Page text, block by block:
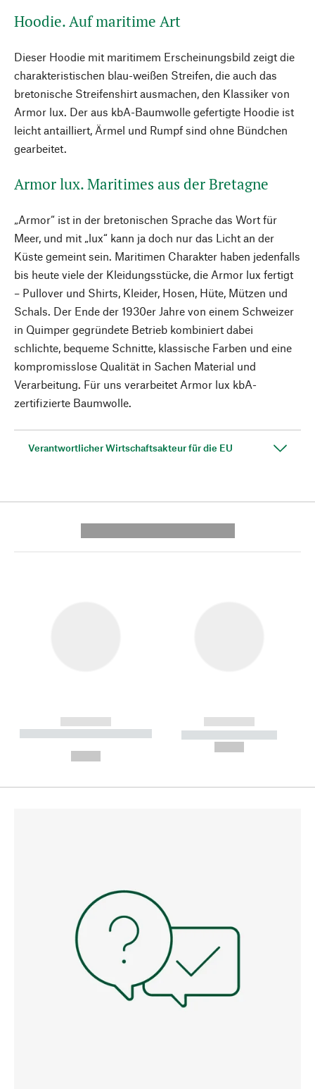
Hoodie. Auf maritime Art
Dieser Hoodie mit maritimem Erscheinungsbild zeigt die
charakteristischen blau-weißen Streifen, die auch das
bretonische Streifenshirt ausmachen, den Klassiker von
Armor lux. Der aus kbA-Baumwolle gefertigte Hoodie ist
leicht antailliert, Ärmel und Rumpf sind ohne Bündchen
gearbeitet.
Armor lux. Maritimes aus der Bretagne
„Armor“ ist in der bretonischen Sprache das Wort für
Meer, und mit „lux“ kann ja doch nur das Licht an der
Küste gemeint sein. Maritimen Charakter haben jedenfalls
bis heute viele der Kleidungsstücke, die Armor lux fertigt
– Pullover und Shirts, Kleider, Hosen, Hüte, Mützen und
Schals. Der Ende der 1930er Jahre von einem Schweizer
in Quimper gegründete Betrieb kombiniert dabei
schlichte, bequeme Schnitte, klassische Farben und eine
kompromisslose Qualität in Sachen Material und
Verarbeitung. Für uns verarbeitet Armor lux kbA-
zertifizierte Baumwolle.
Verantwortlicher Wirtschaftsakteur für die EU
------------
----------- ----------- --------
------------
----------- -----------